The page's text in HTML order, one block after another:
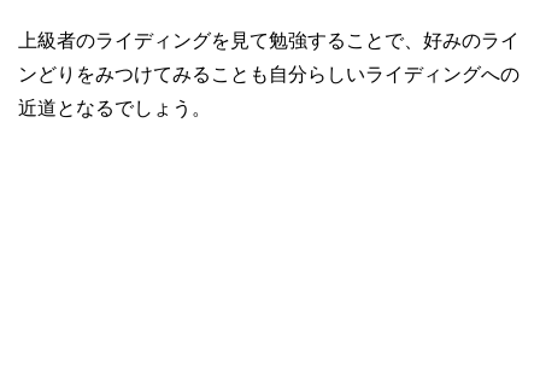
上級者のライディングを見て勉強することで、好みのライ
ンどりをみつけてみることも自分らしいライディングへの
近道となるでしょう。